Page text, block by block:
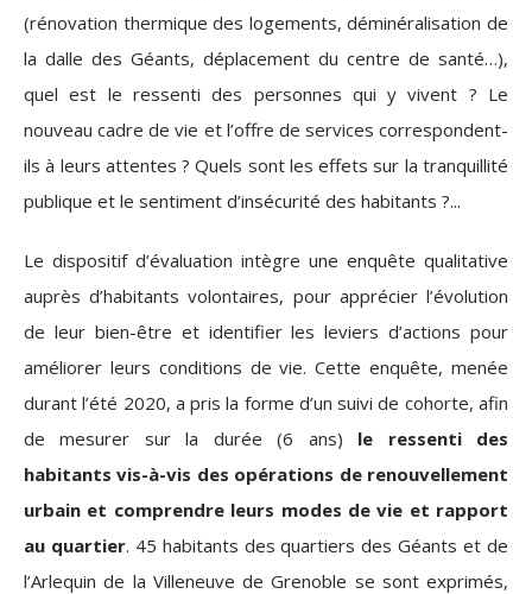
(rénovation thermique des logements, déminéralisation de
la dalle des Géants, déplacement du centre de santé…),
quel est le ressenti des personnes qui y vivent ? Le
nouveau cadre de vie et l’offre de services correspondent-
ils à leurs attentes ? Quels sont les effets sur la tranquillité
publique et le sentiment d’insécurité des habitants ?...
Le dispositif d’évaluation intègre une enquête qualitative
auprès d’habitants volontaires, pour apprécier l’évolution
de leur bien-être et identifier les leviers d’actions pour
améliorer leurs conditions de vie. Cette enquête, menée
durant l’été 2020, a pris la forme d’un suivi de cohorte, afin
de mesurer sur la durée (6 ans) le ressenti des
habitants vis-à-vis des opérations de renouvellement
urbain et comprendre leurs modes de vie et rapport
au quartier. 45 habitants des quartiers des Géants et de
l’Arlequin de la Villeneuve de Grenoble se sont exprimés,